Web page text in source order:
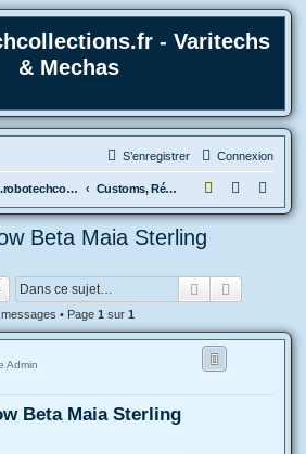
- Varitechs
& Mechas
Connexion
S’enregistrer
www.robotechcollections.fr - Robotech & Macross Toys French Forum !!! Customs, Réparations, modifications, trucs et astuces + Montages maquettes..
e
c
e
Beta Maia Sterling
Rechercher
• Page 1 sur 1
Admin
Beta Maia Sterling